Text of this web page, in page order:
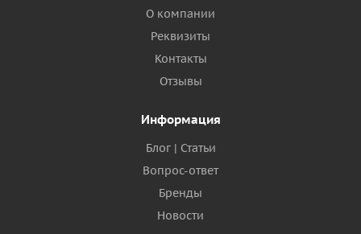
О компании
Реквизиты
Контакты
Отзывы
Информация
Блог | Статьи
Вопрос-ответ
Бренды
Новости